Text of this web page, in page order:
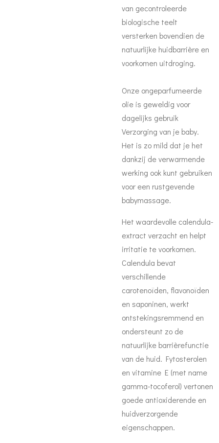
van gecontroleerde
biologische teelt
versterken bovendien de
natuurlijke huidbarrière en
voorkomen uitdroging.
Onze ongeparfumeerde
olie is geweldig voor
dagelijks gebruik
Verzorging van je baby.
Het is zo mild dat je het
dankzij de verwarmende
werking ook kunt gebruiken
voor een rustgevende
babymassage.
Het waardevolle calendula-
extract verzacht en helpt
irritatie te voorkomen.
Calendula bevat
verschillende
carotenoïden, flavonoïden
en saponinen, werkt
ontstekingsremmend en
ondersteunt zo de
natuurlijke barrièrefunctie
van de huid. Fytosterolen
en vitamine E (met name
gamma-tocoferol) vertonen
goede antioxiderende en
huidverzorgende
eigenschappen.